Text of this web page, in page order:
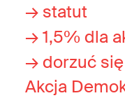
→ statut
→ 1,5% dla
→ dorzuć się
Akcja